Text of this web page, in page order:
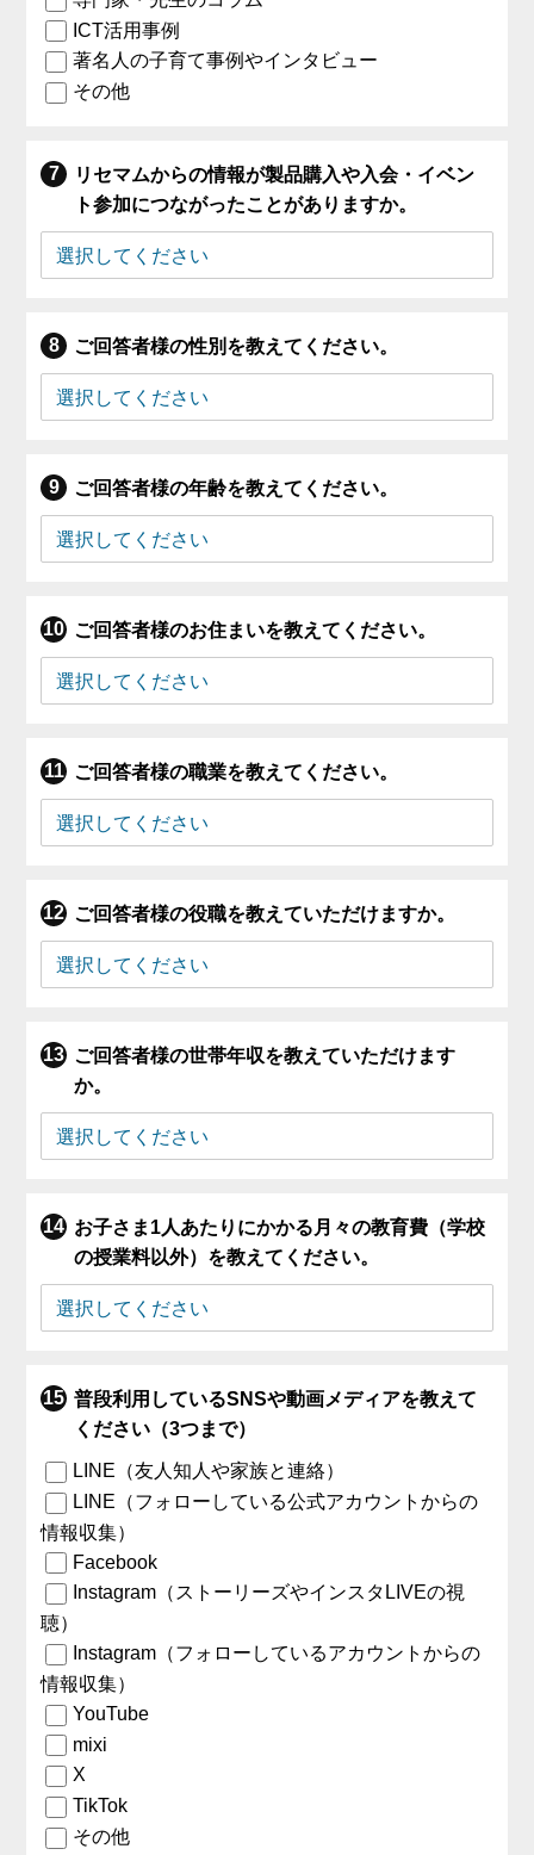
ICT活用事例
著名人の子育て事例やインタビュー
その他
リセマムからの情報が製品購入や入会・イベン
ト参加につながったことがありますか。
ご回答者様の性別を教えてください。
ご回答者様の年齢を教えてください。
ご回答者様のお住まいを教えてください。
ご回答者様の職業を教えてください。
ご回答者様の役職を教えていただけますか。
ご回答者様の世帯年収を教えていただけます
か。
お子さま1人あたりにかかる月々の教育費（学校
の授業料以外）を教えてください。
普段利用しているSNSや動画メディアを教えて
ください（3つまで）
LINE（友人知人や家族と連絡）
LINE（フォローしている公式アカウントからの
情報収集）
Facebook
Instagram（ストーリーズやインスタLIVEの視
聴）
Instagram（フォローしているアカウントからの
情報収集）
YouTube
mixi
X
TikTok
その他